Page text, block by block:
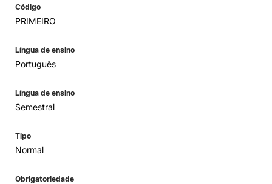
Código
PRIMEIRO
Língua de ensino
Português
Língua de ensino
Semestral
Tipo
Normal
Obrigatoriedade